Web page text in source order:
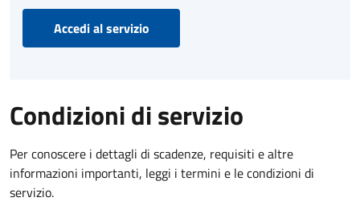
Accedi al servizio
Condizioni di servizio
Per conoscere i dettagli di scadenze, requisiti e altre
informazioni importanti, leggi i termini e le condizioni di
servizio.